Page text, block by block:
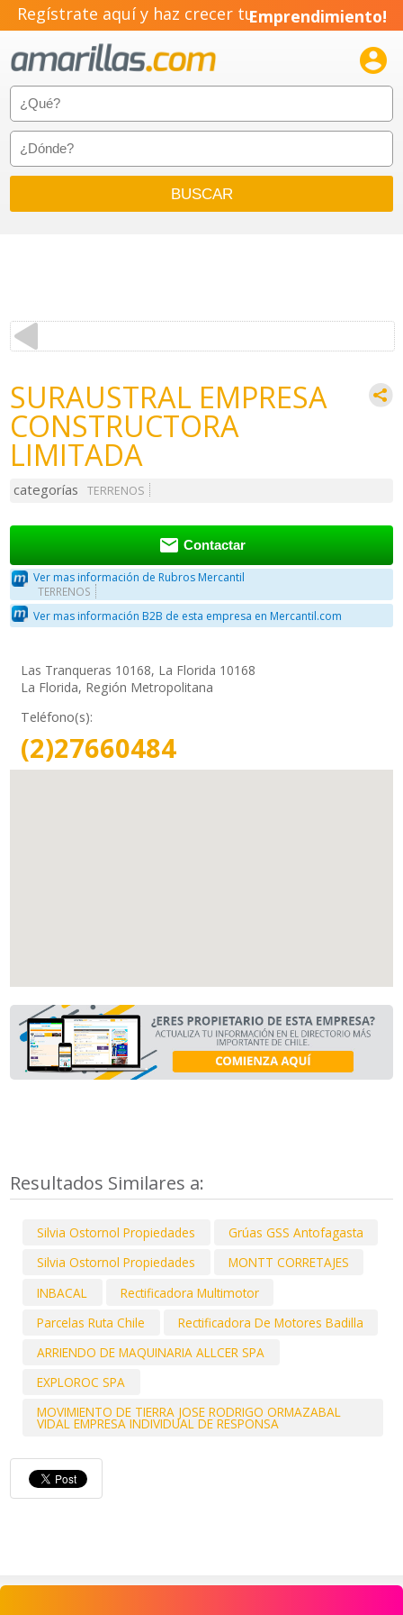
Regístrate aquí y haz crecer tuEmprendimiento!

SURAUSTRAL EMPRESA
CONSTRUCTORA
LIMITADA
categorías TERRENOS
 Contactar
Ver mas información de Rubros Mercantil
TERRENOS
Ver mas información B2B de esta empresa en Mercantil.com
Las Tranqueras 10168, La Florida 10168
La Florida, Región Metropolitana
Teléfono(s):
(2)27660484
Resultados Similares a:
Silvia Ostornol Propiedades
Grúas GSS Antofagasta
Silvia Ostornol Propiedades
MONTT CORRETAJES
INBACAL
Rectificadora Multimotor
Parcelas Ruta Chile
Rectificadora De Motores Badilla
ARRIENDO DE MAQUINARIA ALLCER SPA
EXPLOROC SPA
MOVIMIENTO DE TIERRA JOSE RODRIGO ORMAZABAL
VIDAL EMPRESA INDIVIDUAL DE RESPONSA